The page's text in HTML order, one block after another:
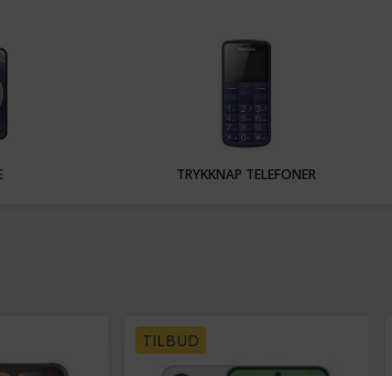
TRYKKNAP TELEFONER
TILBUD